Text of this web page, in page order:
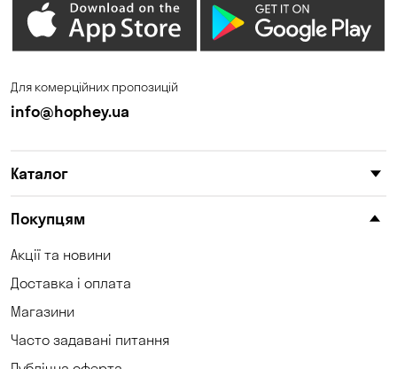
Для комерційних пропозицій
info@hophey.ua
Каталог
Покупцям
Акції та новини
Доставка і оплата
Магазини
Часто задавані питання